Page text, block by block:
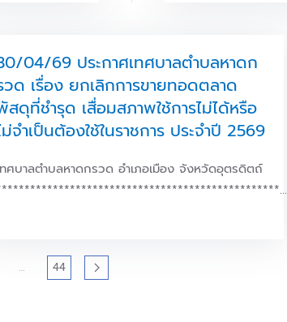
04/69 ประกาศเทศบาลตำบลหาดก
วด เรื่อง ยกเลิกการขายทอดตลาด
สดุที่ชำรุด เสื่อมสภาพใช้การไม่ได้หรือ
ม่จำเป็นต้องใช้ในราชการ ประจำปี 2569
ทศบาลตำบลหาดกรวด อำเภอเมือง จังหวัดอุตรดิตถ์
… 44